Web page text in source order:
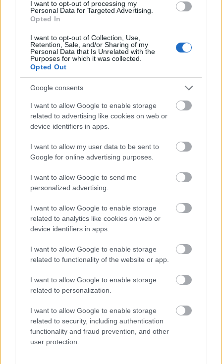
I want to opt-out of processing my
Personal Data for Targeted Advertising.
Opted In
I want to opt-out of Collection, Use,
Retention, Sale, and/or Sharing of my
Personal Data that Is Unrelated with the
Purposes for which it was collected.
Opted Out
Google consents
I want to allow Google to enable storage
related to advertising like cookies on web or
device identifiers in apps.
I want to allow my user data to be sent to
Google for online advertising purposes.
I want to allow Google to send me
personalized advertising.
I want to allow Google to enable storage
related to analytics like cookies on web or
device identifiers in apps.
I want to allow Google to enable storage
related to functionality of the website or app.
I want to allow Google to enable storage
related to personalization.
I want to allow Google to enable storage
related to security, including authentication
functionality and fraud prevention, and other
user protection.
KM Építő Kft. Főmterv Mérnöki Tervező Zrt.
Látványos építési szakasz indult be a Flórián téri
felüljárón
A tartós nyári hőség jelentős kihívás elé állítja a KM Építőt,
Paks II.: Mit jelent az 5. blokk új
árnyékában?
Elkészült a Liszt Ferenc repülőtér
közelében lévő logisztikai bázis út- és
közműhálózatának fejlesztése